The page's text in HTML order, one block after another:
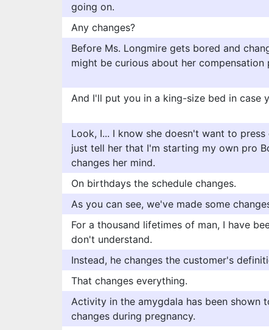
going on.
Any changes?
Before Ms. Longmire gets bored and
might be curious about her compensation
And I'll put you in a king-size bed in case
Look, I... I know she doesn't want to
just tell her that I'm starting my own pro
changes her mind.
On birthdays the schedule changes.
As you can see, we've made some
For a thousand lifetimes of man, I have
don't understand.
Instead, he changes the customer's
That changes everything.
Activity in the amygdala has been shown
changes during pregnancy.